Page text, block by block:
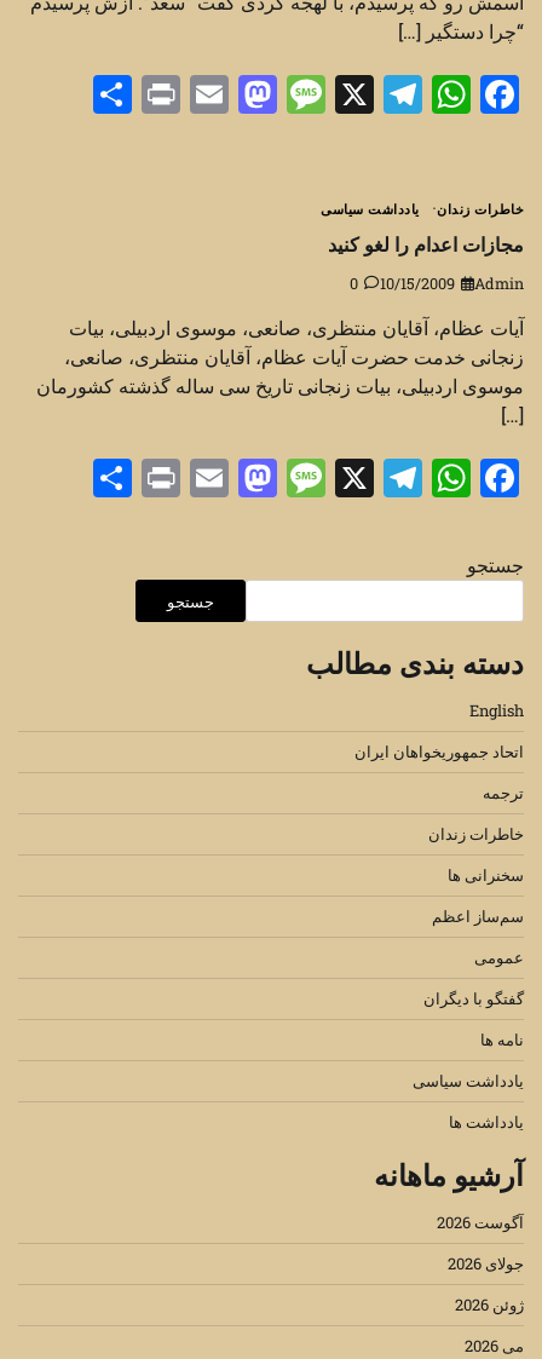
“چرا دستگیر […]
Facebook
WhatsApp
Telegram
X
Message
Mastodon
Email
Print
خاطرات زندان یادداشت سیاسی
مجازات اعدام را لغو کنید
Admin
10/15/2009
0
آیات عظام، آقایان منتظری، صانعی، موسوی اردبیلی، بیات
زنجانی خدمت حضرت آیات عظام، آقایان منتظری، صانعی،
موسوی اردبیلی، بیات زنجانی تاریخ سی ساله گذشته کشورمان
[…]
Facebook
WhatsApp
Telegram
X
Message
Mastodon
Email
Print
جستجو
جستجو
دسته بندی مطالب
English
اتحاد جمهوریخواهان ایران
ترجمه
خاطرات زندان
سخنرانی ها
سم‌ساز اعظم
عمومی
گفتگو با دیگران
نامه ها
یادداشت سیاسی
یادداشت ها
آرشیو ماهانه
آگوست 2026
جولای 2026
ژوئن 2026
می 2026